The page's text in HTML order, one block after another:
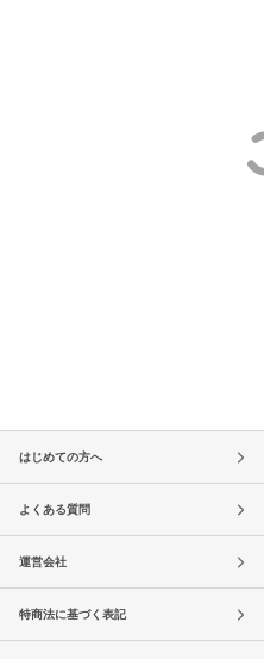
はじめての方へ
よくある質問
運営会社
特商法に基づく表記